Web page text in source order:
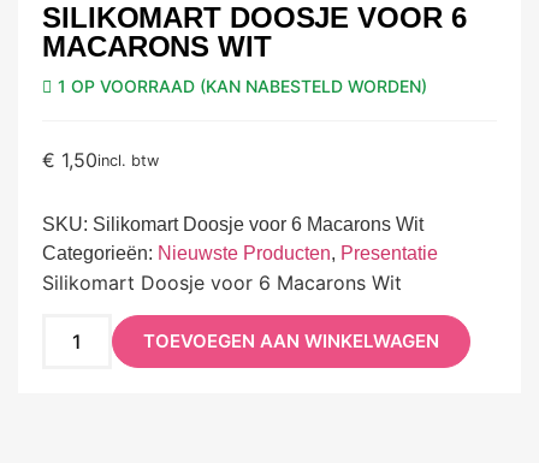
SILIKOMART DOOSJE VOOR 6
MACARONS WIT
1 OP VOORRAAD (KAN NABESTELD WORDEN)
€ 1,50incl. btw
SKU: Silikomart Doosje voor 6 Macarons Wit
Categorieën: Nieuwste Producten, Presentatie
Silikomart Doosje voor 6 Macarons Wit
TOEVOEGEN AAN WINKELWAGEN